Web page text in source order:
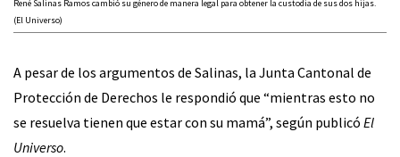
René Salinas Ramos cambió su género de manera legal para obtener la custodia de sus dos hijas.
(El Universo)
A pesar de los argumentos de Salinas, la Junta Cantonal de
Protección de Derechos le respondió que “mientras esto no
se resuelva tienen que estar con su mamá”, según publicó El
Universo.